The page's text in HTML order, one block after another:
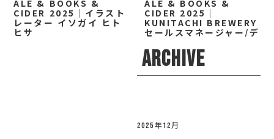
ALE & BOOKS &
CIDER 2025｜イラスト
レーター イソガイ ヒト
ヒサ
ALE & BOOKS &
CIDER 2025｜
KUNITACHI BREWERY
セールスマネージャー/デ
ARCHIVE
2025年12月